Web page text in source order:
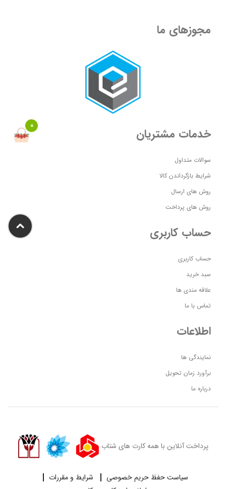
مجوزهای ما
خدمات مشتریان
سوالات متداول
شرایط بازگرداندن کالا
روش های ارسال
روش های پرداخت
حساب کاربری
حساب کاربری
سبد خرید
علاقه مندی ها
تماس با ما
اطلاعات
نمایندگی ها
برآورد زمان تحویل
درباره ما
پرداخت آنلاین با همه کارت های شتاب
سیاست حفظ حریم خصوصی
شرایط و مقررات
0